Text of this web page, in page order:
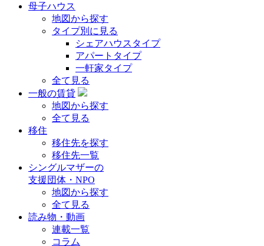
母子ハウス
地図から探す
タイプ別に見る
シェアハウスタイプ
アパートタイプ
一軒家タイプ
全て見る
一般の賃貸
地図から探す
全て見る
移住
移住先を探す
移住先一覧
シングルマザーの
支援団体・NPO
地図から探す
全て見る
読み物・動画
連載一覧
コラム